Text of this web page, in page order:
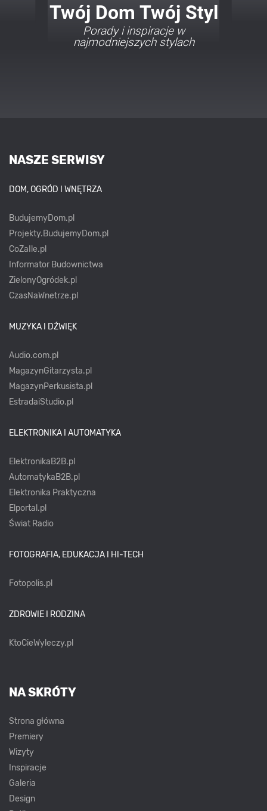
Twój Dom Twój Styl
Porady i inspiracje w
najmodniejszych stylach
NASZE SERWISY
DOM, OGRÓD I WNĘTRZA
BudujemyDom.pl
Projekty.BudujemyDom.pl
CoZaIle.pl
Informator Budownictwa
ZielonyOgródek.pl
CzasNaWnetrze.pl
MUZYKA I DŹWIĘK
Audio.com.pl
MagazynGitarzysta.pl
MagazynPerkusista.pl
EstradaiStudio.pl
ELEKTRONIKA I AUTOMATYKA
ElektronikaB2B.pl
AutomatykaB2B.pl
Elektronika Praktyczna
Elportal.pl
Świat Radio
FOTOGRAFIA, EDUKACJA I HI-TECH
Fotopolis.pl
ZDROWIE I RODZINA
KtoCieWyleczy.pl
NA SKRÓTY
Strona główna
Premiery
Wizyty
Inspiracje
Galeria
Design